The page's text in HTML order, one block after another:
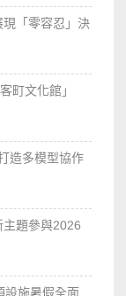
「零容忍」決
町文化館」
造多模型協作
題參與2026
設施暑假全面